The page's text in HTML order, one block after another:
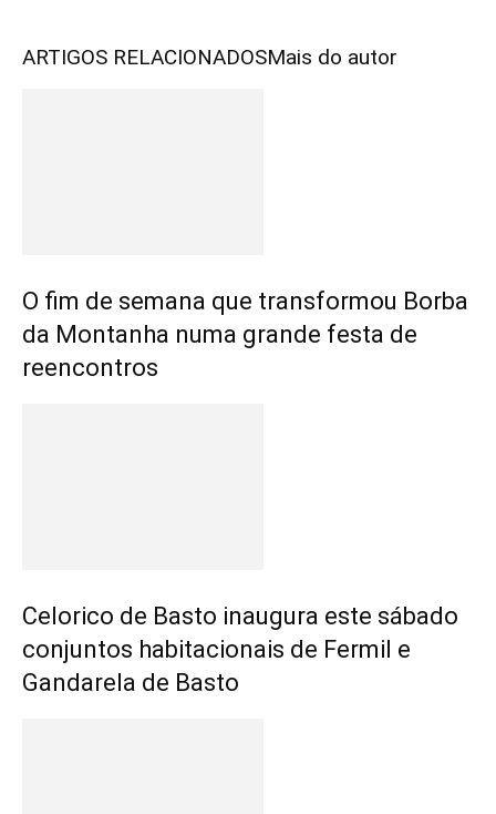
ARTIGOS RELACIONADOSMais do autor
O fim de semana que transformou Borba
da Montanha numa grande festa de
reencontros
Celorico de Basto inaugura este sábado
conjuntos habitacionais de Fermil e
Gandarela de Basto